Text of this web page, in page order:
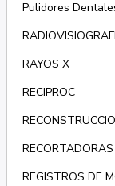
Pulidores
RAYOS X
RECIPROC
RECORTADORAS
REGISTROS DE